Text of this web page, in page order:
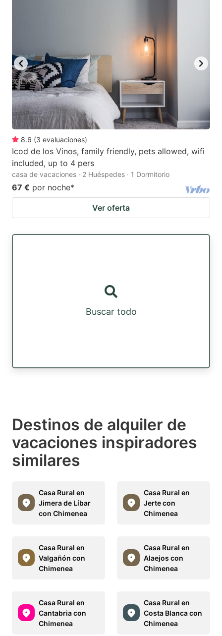
8.6 (3 evaluaciones)
Icod de los Vinos, family friendly, pets allowed, wifi
included, up to 4 pers
casa de vacaciones · 2 Huéspedes · 1 Dormitorio
67 € por noche*
Ver oferta
Buscar todo
Destinos de alquiler de
vacaciones inspiradores
similares
Casa Rural en
Jimera de Líbar
con Chimenea
Casa Rural en
Jerte con
Chimenea
Casa Rural en
Valgañón con
Chimenea
Casa Rural en
Alaejos con
Chimenea
Casa Rural en
Cantabria con
Chimenea
Casa Rural en
Costa Blanca con
Chimenea